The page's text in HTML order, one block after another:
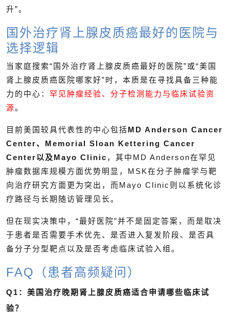
升”。
国外治疗肾上腺皮质癌最好的医院与
选择逻辑
当家庭搜索“国外治疗肾上腺皮质癌最好的医院”或“美国
肾上腺皮质癌医院哪家好”时，本质是在寻找具备三种能
力的中心： 罕见肿瘤经验、分子检测能力与临床试验资
源。
目前美国较具代表性的中心包括MD Anderson Cancer
Center、Memorial Sloan Kettering Cancer
Center以及Mayo Clinic ，其中MD Anderson在罕见
肿瘤数据库规模方面优势明显，MSK在分子肿瘤学与靶
向治疗研究方面更为突出，而Mayo Clinic则以系统化诊
疗路径与长期随访管理见长。
但在现实决策中，“最好医院”并不是固定答案，而是取决
于患者是否需要手术优先、是否进入复发阶段、是否具
备分子分型靶点以及是否考虑临床试验入组。
FAQ（患者高频疑问）
Q1：美国治疗晚期肾上腺皮质癌适合申请哪些临床试
验？